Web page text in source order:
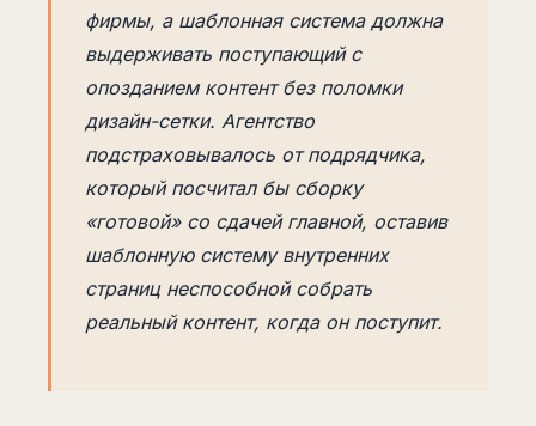
фирмы, а шаблонная система должна
выдерживать поступающий с
опозданием контент без поломки
дизайн-сетки. Агентство
подстраховывалось от подрядчика,
который посчитал бы сборку
«готовой» со сдачей главной, оставив
шаблонную систему внутренних
страниц неспособной собрать
реальный контент, когда он поступит.